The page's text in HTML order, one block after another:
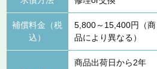
補償料金（税
込）
5,800～15,400円（商
品により異なる）
商品出荷日から2年